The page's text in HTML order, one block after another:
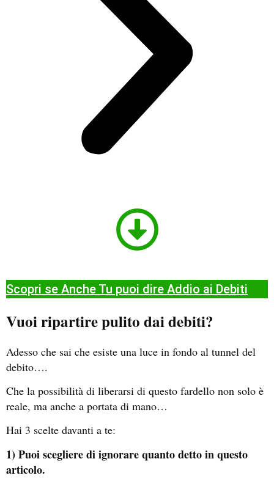
Scopri se Anche Tu puoi dire Addio ai Debiti​
Vuoi ripartire pulito dai debiti?
Adesso che sai che esiste una luce in fondo al tunnel del
debito….
Che la possibilità di liberarsi di questo fardello non solo è
reale, ma anche a portata di mano…
Hai 3 scelte davanti a te:
1) Puoi scegliere di ignorare quanto detto in questo
articolo.